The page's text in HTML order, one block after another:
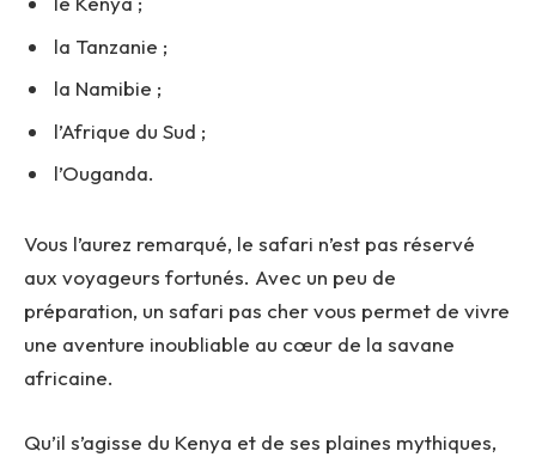
la Tanzanie ;
la Namibie ;
l’Afrique du Sud ;
l’Ouganda.
Vous l’aurez remarqué, le safari n’est pas réservé
aux voyageurs fortunés. Avec un peu de
préparation, un safari pas cher vous permet de vivre
une aventure inoubliable au cœur de la savane
africaine.
Qu’il s’agisse du Kenya et de ses plaines mythiques,